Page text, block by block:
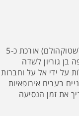
טיסה ישירה מישראל לשוודיה (בעיקר לשטוקהולם) אורכת כ-5
בן גוריון לשדה
על ידי אל על וחברות
בערים אירופאיות
את זמן הנסיעה